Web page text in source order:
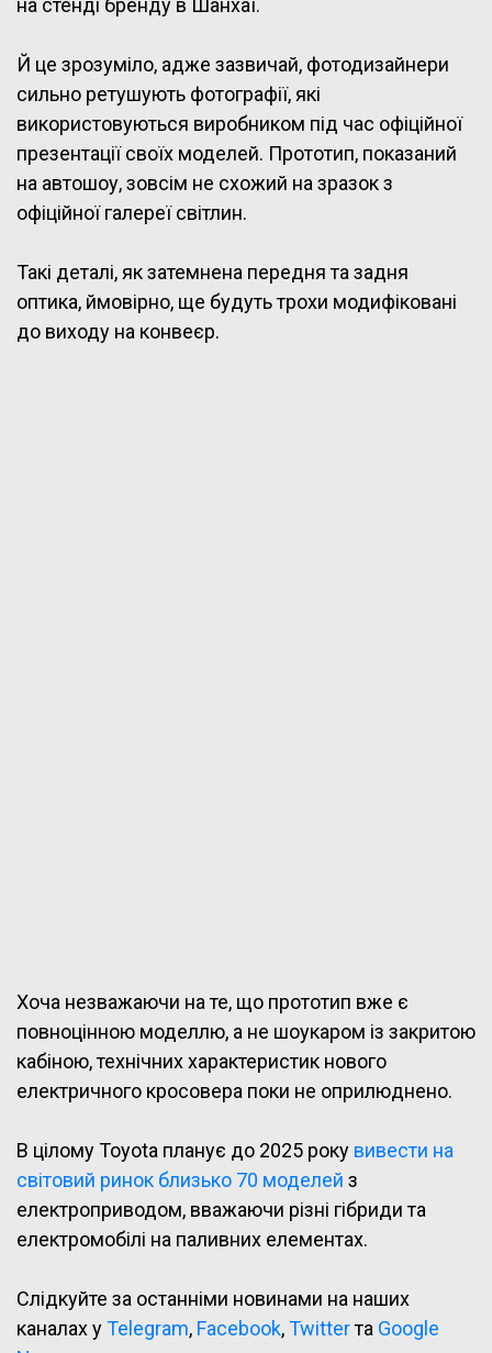
на стенді бренду в Шанхаї.
Й це зрозуміло, адже зазвичай, фотодизайнери
сильно ретушують фотографії, які
використовуються виробником під час офіційної
презентації своїх моделей. Прототип, показаний
на автошоу, зовсім не схожий на зразок з
офіційної галереї світлин.
Такі деталі, як затемнена передня та задня
оптика, ймовірно, ще будуть трохи модифіковані
до виходу на конвеєр.
Хоча незважаючи на те, що прототип вже є
повноцінною моделлю, а не шоукаром із закритою
кабіною, технічних характеристик нового
електричного кросовера поки не оприлюднено.
В цілому Toyota планує до 2025 року вивести на
світовий ринок близько 70 моделей з
електроприводом, вважаючи різні гібриди та
електромобілі на паливних елементах.
Слідкуйте за останніми новинами на наших
каналах уTelegram, Facebook,Twitterта Google